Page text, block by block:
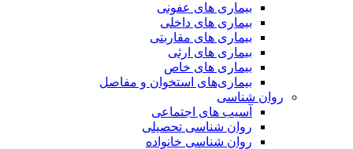
بیماری های عفونی
بیماری های داخلی
بیماری های مقاربتی
بیماری های ارثی
بیماری های خاص
بیماری‌های استخوان و مفاصل
روان شناسی
آسیب های اجتماعی
روان شناسی تحصیلی
روان شناسی خانواده